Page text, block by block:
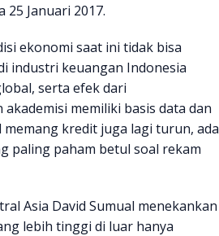
Januari 2017.
ekonomi saat ini tidak bisa
industri keuangan Indonesia
serta efek dari
memiliki basis data dan
kredit juga lagi turun, ada
paling paham betul soal rekam
Asia David Sumual menekankan
lebih tinggi di luar hanya